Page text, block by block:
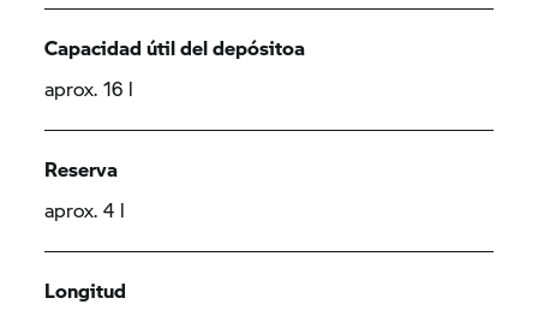
Capacidad útil del depósitoa
aprox. 16 l
Reserva
aprox. 4 l
Longitud